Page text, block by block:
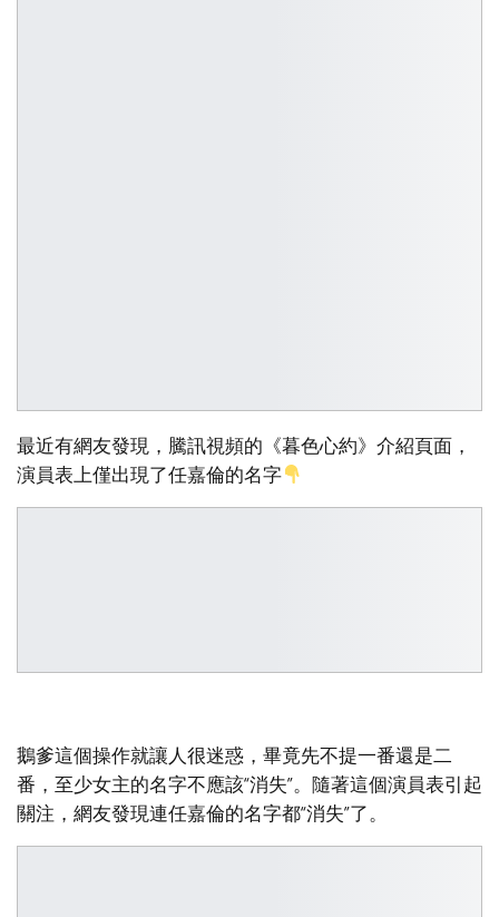
最近有網友發現，騰訊視頻的《暮色心約》介紹頁面，
演員表上僅出現了任嘉倫的名字
鵝爹這個操作就讓人很迷惑，畢竟先不提一番還是二
番，至少女主的名字不應該“消失”。隨著這個演員表引起
關注，網友發現連任嘉倫的名字都“消失”了。